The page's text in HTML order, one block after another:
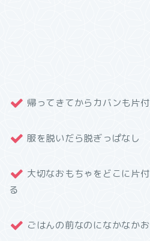
帰ってきてからカバンも片
服を脱いだら脱ぎっぱなし
大切なおもちゃをどこに片
る
ごはんの前なのになかなか